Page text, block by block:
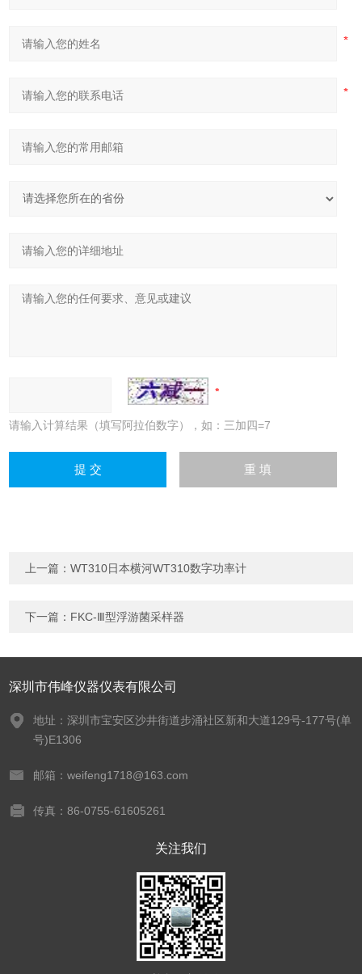
请输入计算结果（填写阿拉伯数字），如：三加四=7
上一篇：WT310日本横河WT310数字功率计
下一篇： FKC-Ⅲ型浮游菌采样器
深圳市伟峰仪器仪表有限公司
地址：深圳市宝安区沙井街道步涌社区新和大道129号-177号(单
号)E1306
邮箱：weifeng1718@163.com
传真：86-0755-61605261
关注我们